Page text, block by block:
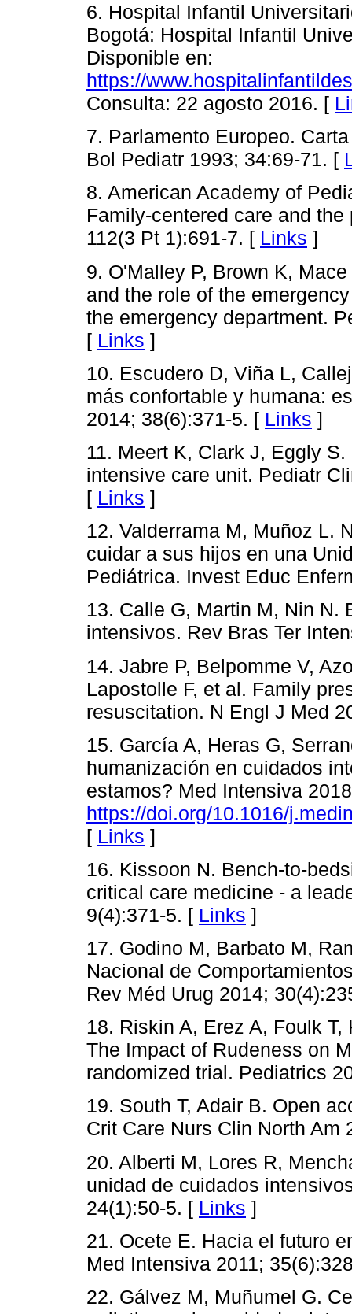
6. Hospital Infantil
Bogotá: Hospital Infantil
Disponible en:
https://
Consulta: 22 agosto 2016. [
7. Parlamento Europeo.
Bol Pediatr 1993; 34:69-71. [
8. American Academy of
Family-centered care and
112(3 Pt 1):691-7. [ Links ]
9. O'Malley P, Brown K,
and the role of the
the emergency department.
[ Links ]
10. Escudero D, Viña L,
más confortable y humana:
2014; 38(6):371-5. [ Links ]
11. Meert K, Clark J, Eggly
intensive care unit. Pediatr
[ Links ]
12. Valderrama M, Muñoz L.
cuidar a sus hijos en una
Pediátrica. Invest Educ
13. Calle G, Martin M, Nin N.
intensivos. Rev Bras Ter
14. Jabre P, Belpomme V,
Lapostolle F, et al. Family
resuscitation. N Engl J Med
15. García A, Heras G,
humanización en cuidados
estamos? Med Intensiva
https://doi.org/10.1016/
[ Links ]
16. Kissoon N. Bench-to-
critical care medicine - a
9(4):371-5. [ Links ]
17. Godino M, Barbato M,
Nacional de
Rev Méd Urug 2014;
18. Riskin A, Erez A, Foulk
The Impact of Rudeness on
randomized trial. Pediatrics
19. South T, Adair B. Open
Crit Care Nurs Clin North
20. Alberti M, Lores R,
unidad de cuidados
24(1):50-5. [ Links ]
21. Ocete E. Hacia el futuro
Med Intensiva 2011;
22. Gálvez M, Muñumel G.